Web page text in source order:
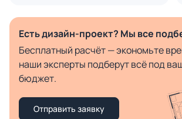
Есть дизайн-проект? Мы все
Бесплатный расчёт — экономьте
наши эксперты подберут всё под
бюджет.
Отправить заявку